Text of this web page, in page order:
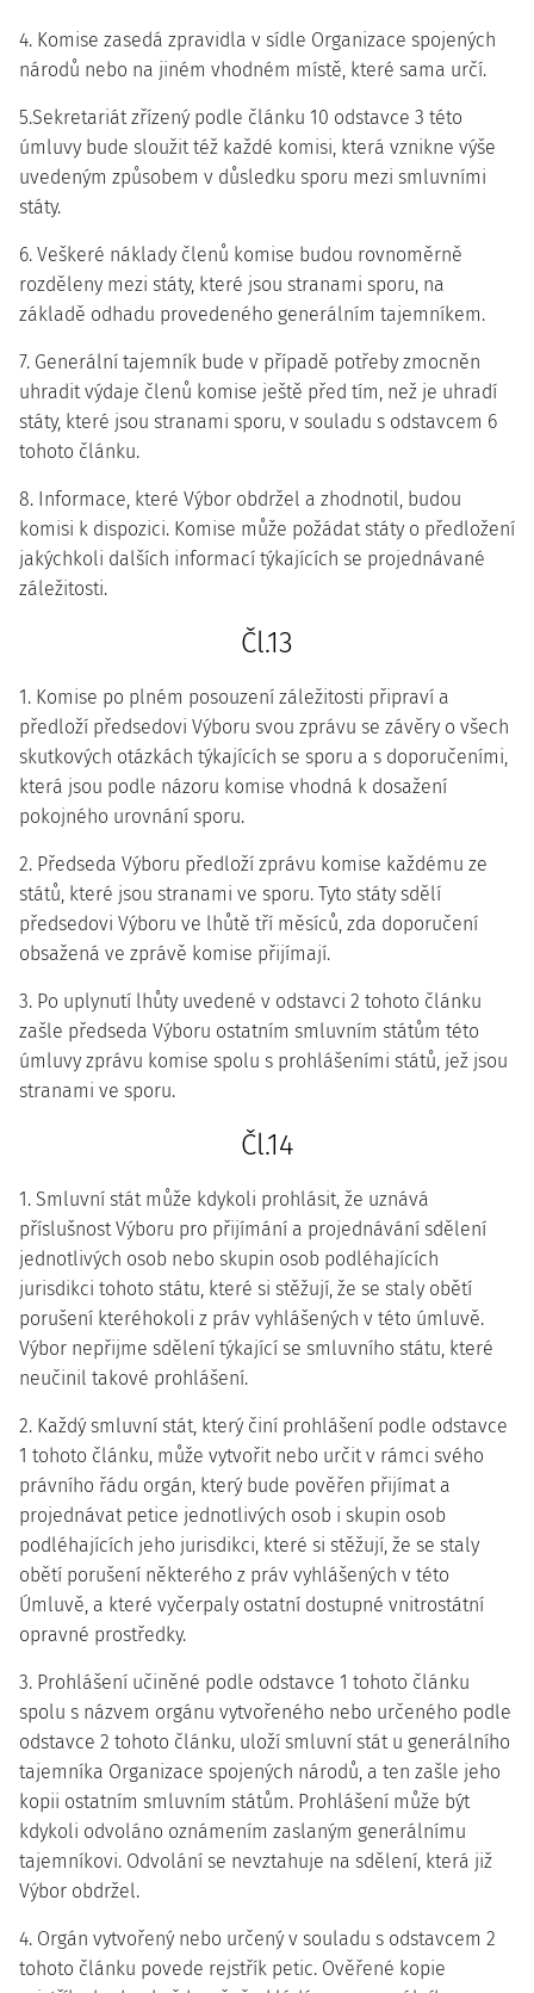
4. Komise zasedá zpravidla v sídle Organizace spojených
národů nebo na jiném vhodném místě, které sama určí.
5.Sekretariát zřízený podle článku 10 odstavce 3 této
úmluvy bude sloužit též každé komisi, která vznikne výše
uvedeným způsobem v důsledku sporu mezi smluvními
státy.
6. Veškeré náklady členů komise budou rovnoměrně
rozděleny mezi státy, které jsou stranami sporu, na
základě odhadu provedeného generálním tajemníkem.
7. Generální tajemník bude v případě potřeby zmocněn
uhradit výdaje členů komise ještě před tím, než je uhradí
státy, které jsou stranami sporu, v souladu s odstavcem 6
tohoto článku.
8. Informace, které Výbor obdržel a zhodnotil, budou
komisi k dispozici. Komise může požádat státy o předložení
jakýchkoli dalších informací týkajících se projednávané
záležitosti.
Čl.13
1. Komise po plném posouzení záležitosti připraví a
předloží předsedovi Výboru svou zprávu se závěry o všech
skutkových otázkách týkajících se sporu a s doporučeními,
která jsou podle názoru komise vhodná k dosažení
pokojného urovnání sporu.
2. Předseda Výboru předloží zprávu komise každému ze
států, které jsou stranami ve sporu. Tyto státy sdělí
předsedovi Výboru ve lhůtě tří měsíců, zda doporučení
obsažená ve zprávě komise přijímají.
3. Po uplynutí lhůty uvedené v odstavci 2 tohoto článku
zašle předseda Výboru ostatním smluvním státům této
úmluvy zprávu komise spolu s prohlášeními států, jež jsou
stranami ve sporu.
Čl.14
1. Smluvní stát může kdykoli prohlásit, že uznává
příslušnost Výboru pro přijímání a projednávání sdělení
jednotlivých osob nebo skupin osob podléhajících
jurisdikci tohoto státu, které si stěžují, že se staly obětí
porušení kteréhokoli z práv vyhlášených v této úmluvě.
Výbor nepřijme sdělení týkající se smluvního státu, které
neučinil takové prohlášení.
2. Každý smluvní stát, který činí prohlášení podle odstavce
1 tohoto článku, může vytvořit nebo určit v rámci svého
právního řádu orgán, který bude pověřen přijímat a
projednávat petice jednotlivých osob i skupin osob
podléhajících jeho jurisdikci, které si stěžují, že se staly
obětí porušení některého z práv vyhlášených v této
Úmluvě, a které vyčerpaly ostatní dostupné vnitrostátní
opravné prostředky.
3. Prohlášení učiněné podle odstavce 1 tohoto článku
spolu s názvem orgánu vytvořeného nebo určeného podle
odstavce 2 tohoto článku, uloží smluvní stát u generálního
tajemníka Organizace spojených národů, a ten zašle jeho
kopii ostatním smluvním státům. Prohlášení může být
kdykoli odvoláno oznámením zaslaným generálnímu
tajemníkovi. Odvolání se nevztahuje na sdělení, která již
Výbor obdržel.
4. Orgán vytvořený nebo určený v souladu s odstavcem 2
tohoto článku povede rejstřík petic. Ověřené kopie